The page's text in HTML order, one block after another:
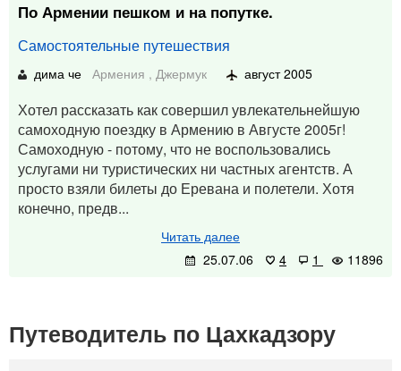
По Армении пешком и на попутке.
Самостоятельные путешествия
дима че Армения , Джермук август 2005
Хотел рассказать как совершил увлекательнейшую
самоходную поездку в Армению в Августе 2005г!
Самоходную - потому, что не воспользовались
услугами ни туристических ни частных агентств. А
просто взяли билеты до Еревана и полетели. Хотя
конечно, предв...
Читать далее
25.07.06
4 1 11896
Путеводитель по Цахкадзору